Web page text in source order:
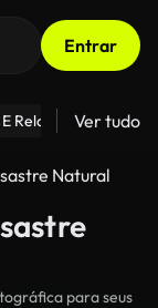
Entrar
Relacionamentos
Ver tudo
Natural
para seus